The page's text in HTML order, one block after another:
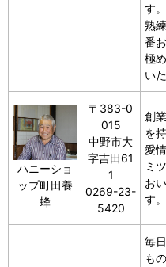
す。
熟
番
極
い
ハニーショ
ップ町田養
蜂
〒383-0
015
中野市大
字吉田61
1
0269-23-
5420
創
を
愛
ミ
お
す。
毎
も